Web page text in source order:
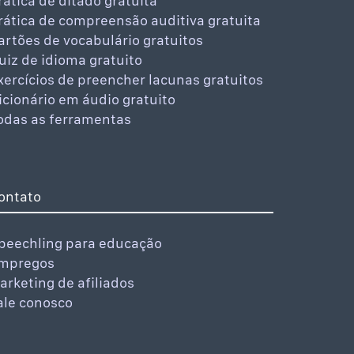
de compreensão auditiva gratuita
de vocabulário gratuitos
de idioma gratuito
de preencher lacunas gratuitos
em áudio gratuito
as ferramentas
para educação
de afiliados
conosco